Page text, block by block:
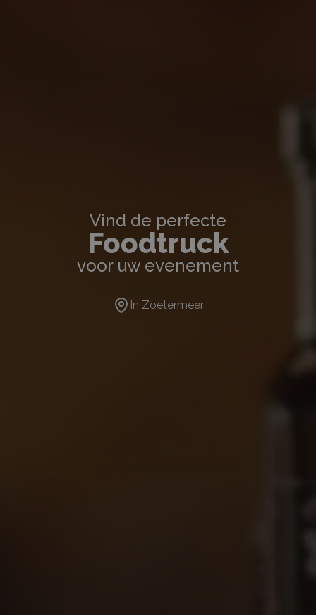
Vind de perfecte
Foodtruck
voor uw evenement
In Zoetermeer